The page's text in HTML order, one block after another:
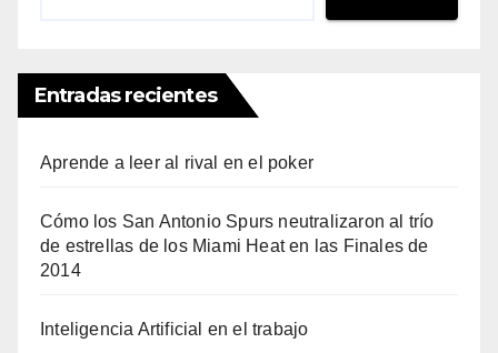
Entradas recientes
Aprende a leer al rival en el poker
Cómo los San Antonio Spurs neutralizaron al trío
de estrellas de los Miami Heat en las Finales de
2014
Inteligencia Artificial en el trabajo